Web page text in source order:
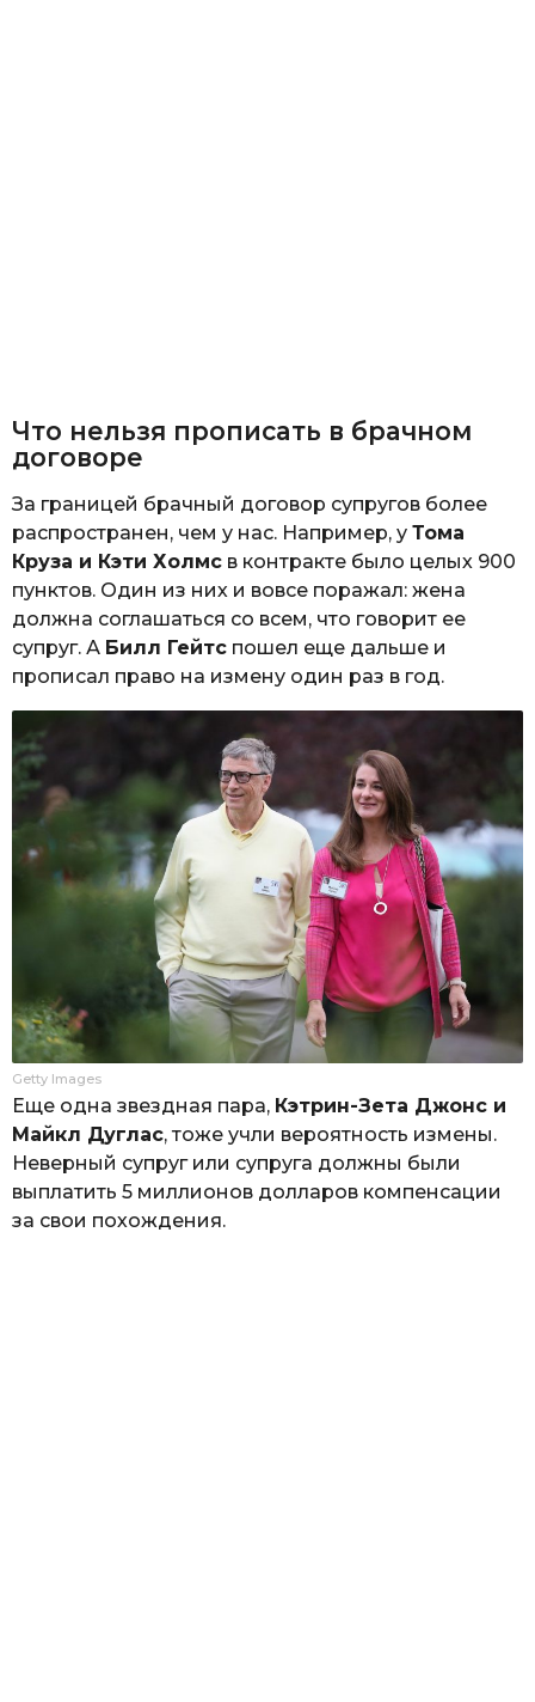
Что нельзя прописать в брачном
договоре
За границей брачный договор супругов более
распространен, чем у нас. Например, у Тома
Круза и Кэти Холмс в контракте было целых 900
пунктов. Один из них и вовсе поражал: жена
должна соглашаться со всем, что говорит ее
супруг. А Билл Гейтс пошел еще дальше и
прописал право на измену один раз в год.
Getty Images
Еще одна звездная пара, Кэтрин-Зета Джонс и
Майкл Дуглас, тоже учли вероятность измены.
Неверный супруг или супруга должны были
выплатить 5 миллионов долларов компенсации
за свои похождения.